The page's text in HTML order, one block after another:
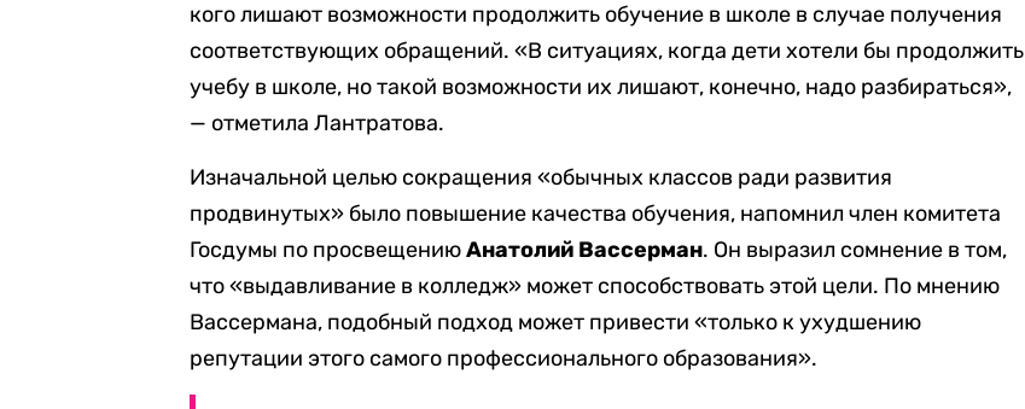
кого лишают возможности продолжить обучение в школе в случае получения
соответствующих обращений. «В ситуациях, когда дети хотели бы продолжить
учебу в школе, но такой возможности их лишают, конечно, надо разбираться»,
— отметила Лантратова.
Изначальной целью сокращения «обычных классов ради развития
продвинутых» было повышение качества обучения, напомнил член комитета
Госдумы по просвещениюАнатолий Вассерман. Он выразил сомнение в том,
что «выдавливание в колледж» может способствовать этой цели. По мнению
Вассермана, подобный подход может привести «только к ухудшению
репутации этого самого профессионального образования».